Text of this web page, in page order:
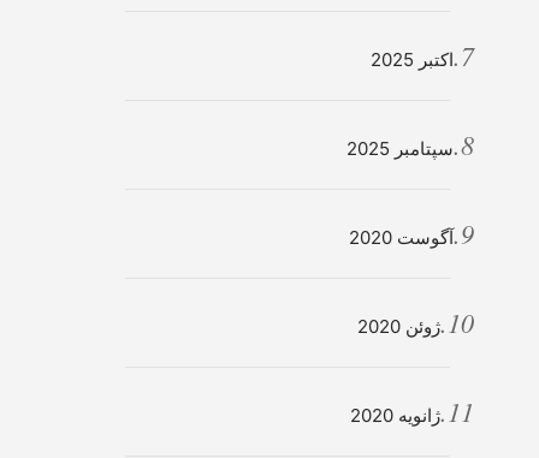
اکتبر 2025
سپتامبر 2025
آگوست 2020
ژوئن 2020
ژانویه 2020